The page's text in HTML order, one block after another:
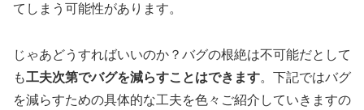
てしまう可能性があります。
じゃあどうすればいいのか？バグの根絶は不可能だとして
も工夫次第でバグを減らすことはできます。下記ではバグ
を減らすための具体的な工夫を色々ご紹介していきますの